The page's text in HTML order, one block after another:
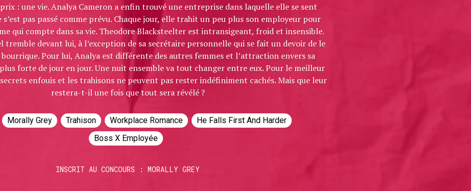
: une vie. Analya Cameron a enfin trouvé une entreprise dans laquelle elle se sent
pas passé comme prévu. Chaque jour, elle trahit un peu plus son employeur pour
qui compte dans sa vie. Theodore Blacksteelter est intransigeant, froid et insensible.
tremble devant lui, à l’exception de sa secrétaire personnelle qui se fait un devoir de le
Pour lui, Analya est différente des autres femmes et l’attraction envers sa
forte de jour en jour. Une nuit ensemble va tout changer entre eux. Pour le meilleur
enfouis et les trahisons ne peuvent pas rester indéfiniment cachés. Mais que leur
restera-t-il une fois que tout sera révélé ?
Morally Grey Trahison Workplace Romance
He Falls First And Harder
Boss X Employée
INSCRIT AU CONCOURS : MORALLY GREY